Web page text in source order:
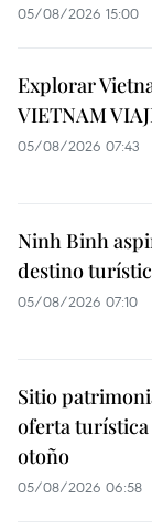
05/08/2026 15:00
Explorar
VIETNAM
05/08/2026 07:43
Ninh Binh
destino
05/08/2026 07:10
Sitio
oferta
otoño
05/08/2026 06:58